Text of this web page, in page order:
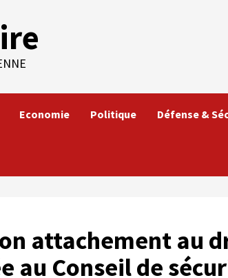
Economie Politique Défense &
attachement au
au Conseil de